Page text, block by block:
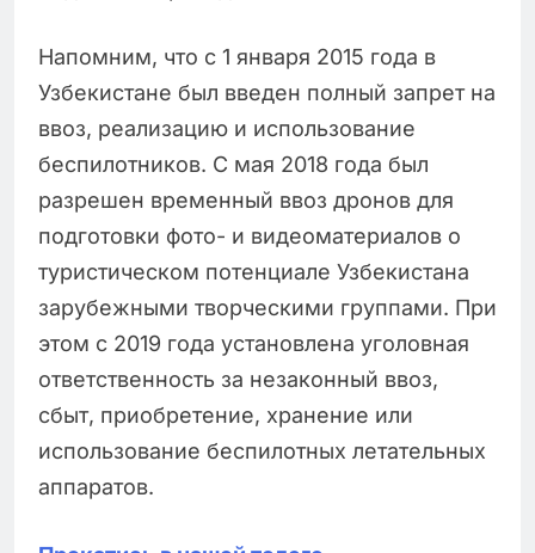
Напомним, что с 1 января 2015 года в
Узбекистане был введен полный запрет на
ввоз, реализацию и использование
беспилотников. С мая 2018 года был
разрешен временный ввоз дронов для
подготовки фото- и видеоматериалов о
туристическом потенциале Узбекистана
зарубежными творческими группами. При
этом с 2019 года установлена уголовная
ответственность за незаконный ввоз,
сбыт, приобретение, хранение или
использование беспилотных летательных
аппаратов.